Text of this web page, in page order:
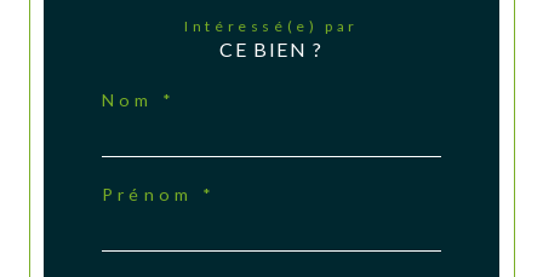
Intéressé(e) par
CE BIEN ?
Nom *
Prénom *